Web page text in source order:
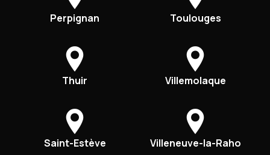
Perpignan Toulouges
Thuir Villemolaque
Saint-Estève Villeneuve-la-Raho